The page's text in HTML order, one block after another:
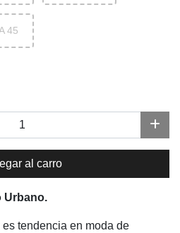
45
al carro
Urbano.
tendencia en moda de